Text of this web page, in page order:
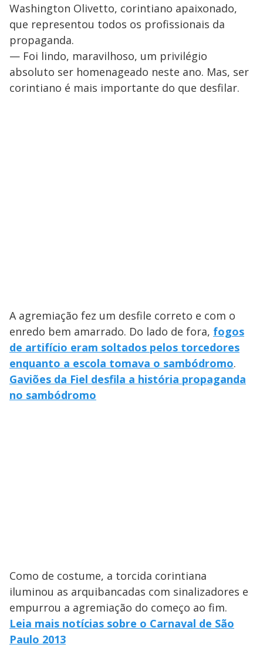
Washington Olivetto, corintiano apaixonado,
que representou todos os profissionais da
propaganda.
— Foi lindo, maravilhoso, um privilégio
absoluto ser homenageado neste ano. Mas, ser
corintiano é mais importante do que desfilar.
A agremiação fez um desfile correto e com o
enredo bem amarrado. Do lado de fora, fogos
de artifício eram soltados pelos torcedores
enquanto a escola tomava o sambódromo.
Gaviões da Fiel desfila a história propaganda
no sambódromo
Como de costume, a torcida corintiana
iluminou as arquibancadas com sinalizadores e
empurrou a agremiação do começo ao fim.
Leia mais notícias sobre o Carnaval de São
Paulo 2013